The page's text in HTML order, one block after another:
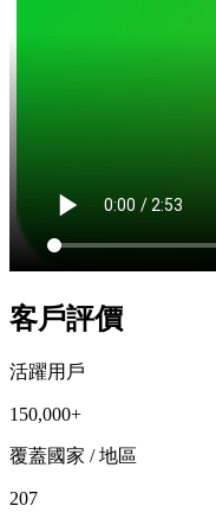
客戶評價
活躍用戶
150,000+
覆蓋國家 / 地區
207